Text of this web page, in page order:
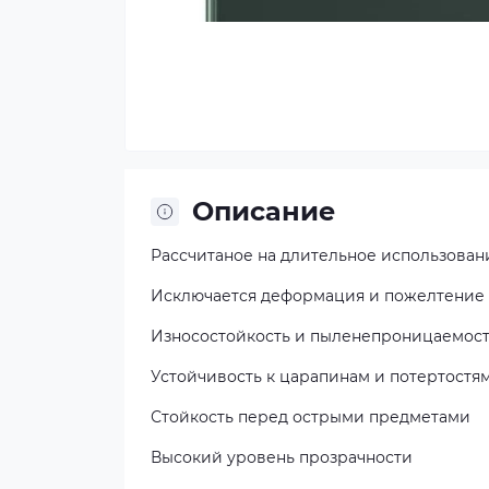
Описание
Рассчитаное на длительное
Исключается деформация и пожелтение
Износостойкость и
Устойчивость к царапинам и
Стойкость перед острыми предметами
Высокий уровень прозрачности